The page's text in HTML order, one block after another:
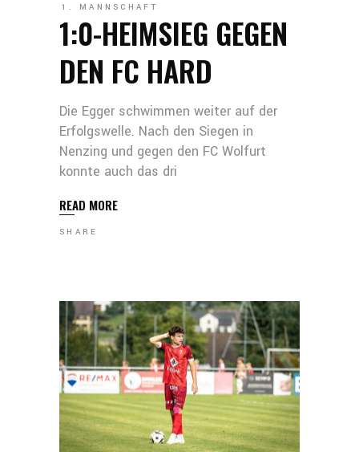
1. MANNSCHAFT
1:0-HEIMSIEG GEGEN
DEN FC HARD
Die Egger schwimmen weiter auf der
Erfolgswelle. Nach den Siegen in
Nenzing und gegen den FC Wolfurt
konnte auch das dri
READ MORE
SHARE